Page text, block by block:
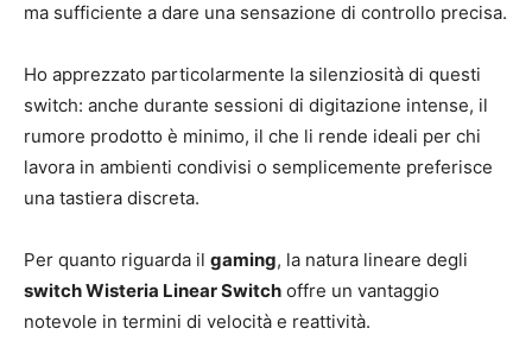
ma sufficiente a dare una sensazione di controllo precisa.
Ho apprezzato particolarmente la silenziosità di questi
switch: anche durante sessioni di digitazione intense, il
rumore prodotto è minimo, il che li rende ideali per chi
lavora in ambienti condivisi o semplicemente preferisce
una tastiera discreta.
Per quanto riguarda il gaming, la natura lineare degli
switch Wisteria Linear Switch offre un vantaggio
notevole in termini di velocità e reattività.